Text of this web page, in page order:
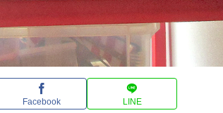
Facebook LINE